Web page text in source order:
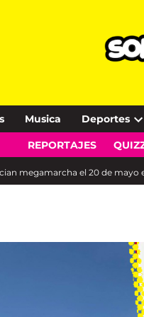
Musica Deportes
REPORTAJES
megamarcha el 20 de mayo